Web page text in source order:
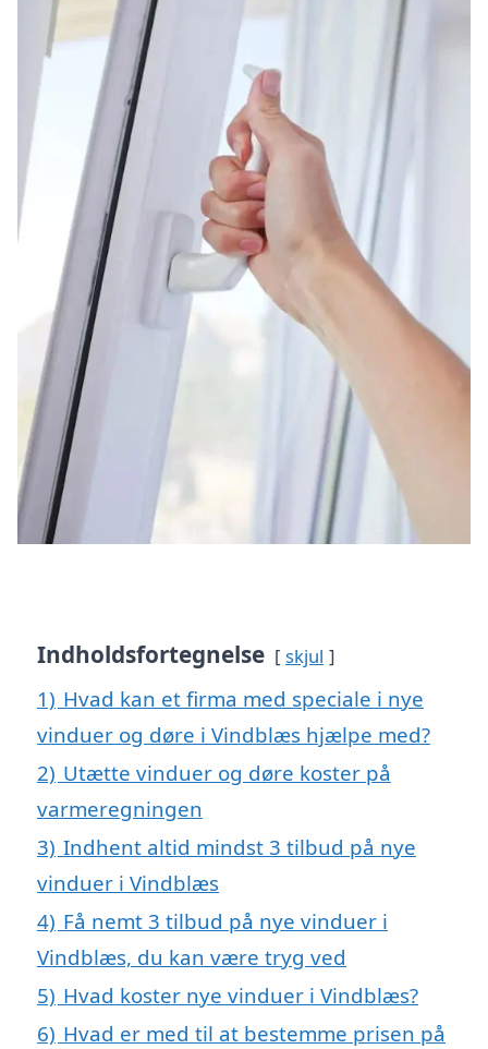
Indholdsfortegnelse skjul
1) Hvad kan et firma med speciale i nye
vinduer og døre i Vindblæs hjælpe med?
2) Utætte vinduer og døre koster på
varmeregningen
3) Indhent altid mindst 3 tilbud på nye
vinduer i Vindblæs
4) Få nemt 3 tilbud på nye vinduer i
Vindblæs, du kan være tryg ved
5) Hvad koster nye vinduer i Vindblæs?
6) Hvad er med til at bestemme prisen på